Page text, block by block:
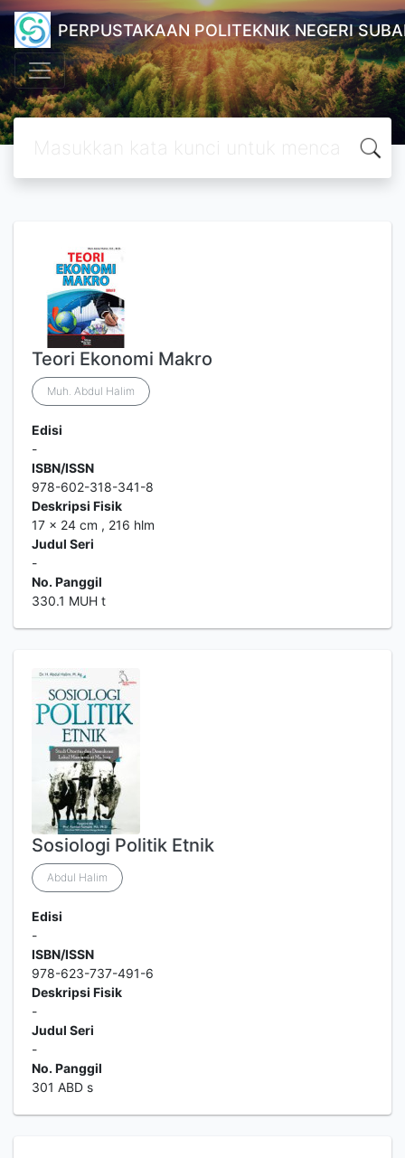
PERPUSTAKAAN POLITEKNIK NEGERI
Teori Ekonomi Makro
Muh. Abdul Halim
Edisi
-
ISBN/ISSN
978-602-318-341-8
Deskripsi Fisik
17 x 24 cm , 216 hlm
Judul Seri
-
No. Panggil
330.1 MUH t
Sosiologi Politik Etnik
Abdul Halim
Edisi
-
ISBN/ISSN
978-623-737-491-6
Deskripsi Fisik
-
Judul Seri
-
No. Panggil
301 ABD s